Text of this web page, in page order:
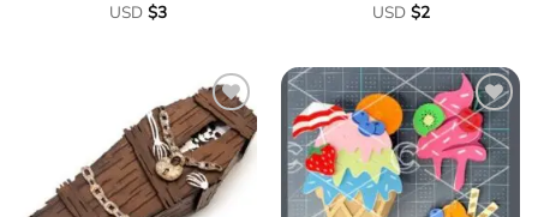
Valorado
USD $3
Valorado
de
5
USD $2
Añadir
a la
lista
de
deseos
Añadir
a la
lista
de
deseos